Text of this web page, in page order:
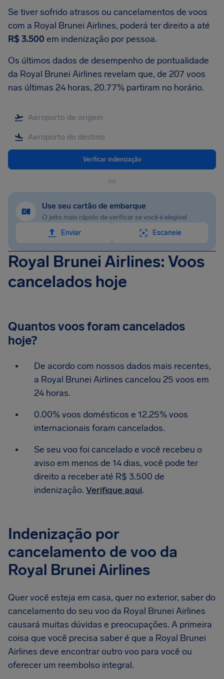
Se tiver sofrido atrasos ou cancelamentos de voos
com a Royal Brunei Airlines, poderá ter direito a até
R$ 3.500 em indenização por pessoa.
Os últimos dados de desempenho de pontualidade
da Royal Brunei Airlines revelam que, de 207 voos
nas últimas 24 horas, 20.77% partiram no horário.
Verificar indenização
ou
Use seu cartão de embarque
O jeito mais rápido de verificar se você é elegível
Enviar
Escaneie
Royal Brunei Airlines: Voos
cancelados hoje
Quantos voos foram cancelados
hoje?
De acordo com nossos dados mais recentes,
a Royal Brunei Airlines cancelou 25 voos em
24 horas.
0.00% voos domésticos e 12.25% voos
internacionais foram cancelados.
Se seu voo foi cancelado e você recebeu o
aviso em menos de 14 dias, você pode ter
direito a receber até R$ 3.500 de
indenização. Verifique aqui.
Indenização por
cancelamento de voo da
Royal Brunei Airlines
Quer você esteja em casa, quer no exterior, saber do
cancelamento do seu voo da Royal Brunei Airlines
causará muitas dúvidas e preocupações. A primeira
coisa que você precisa saber é que a Royal Brunei
Airlines deve encontrar outro voo para você ou
oferecer um reembolso integral.